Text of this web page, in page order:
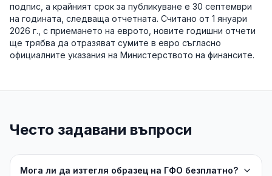
подпис, а крайният срок за публикуване е 30 септември
на годината, следваща отчетната. Считано от 1 януари
2026 г., с приемането на еврото, новите годишни отчети
ще трябва да отразяват сумите в евро съгласно
официалните указания на Министерството на финансите.
Често задавани въпроси
Мога ли да изтегля образец на ГФО безплатно?